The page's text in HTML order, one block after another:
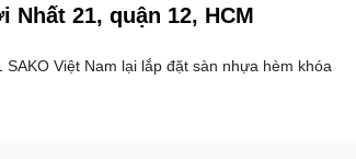
Nhất 21, quận 12, HCM
SAKO Việt Nam lại lắp đặt sàn nhựa hèm khóa